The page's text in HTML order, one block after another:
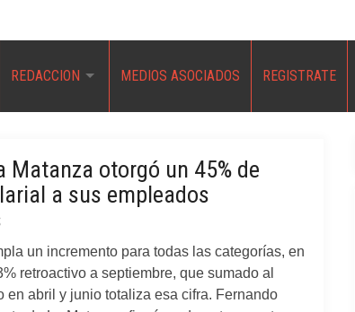
REDACCION MEDIOS ASOCIADOS REGISTRATE
Matanza otorgó un 45% de
a sus empleados
un incremento para todas las categorías, en
retroactivo a septiembre, que sumado al
en abril y junio totaliza esa cifra. Fernando